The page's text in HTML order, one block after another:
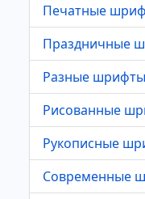
Печатные
Праздничные
Разные шрифты
Рисованные
Рукописные
Современные